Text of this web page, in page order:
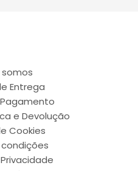
Entrega
e Devolução
Cookies